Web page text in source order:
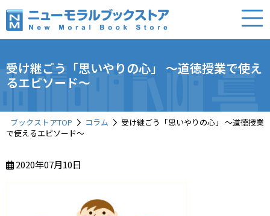
受け継ごう「思いやりの心」 ～道徳授業で使え
るエピソード～
ブックストアTOP コラム
受け継ごう「思いやりの心」 ～道徳授業
で使えるエピソード～
2020年07月10日